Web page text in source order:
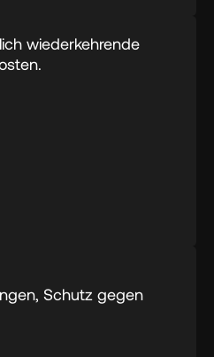
wiederkehrende
Schutz gegen